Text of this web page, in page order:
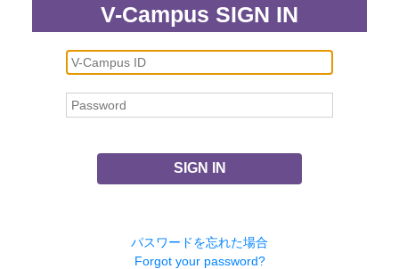
V-Campus SIGN IN
SIGN IN
パスワードを忘れた場合
Forgot your password?